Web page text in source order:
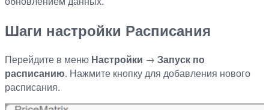
Шаги настройки Расписания
Перейдите в меню Настройки → Запуск по
расписанию. Нажмите кнопку для добавления нового
расписания.